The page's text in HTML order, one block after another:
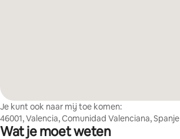
Je kunt ook naar mij toe komen:
46001, Valencia, Comunidad Valenciana, Spanje
Wat je moet weten